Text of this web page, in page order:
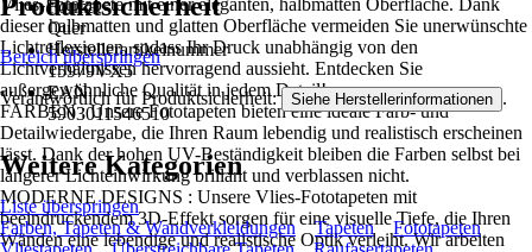
Format
Quer
Herstellerartikelnummer
15979VX5
EAN
5903011546510
Vlies-Fototapete mit einer eleganten, halbmatten Oberfläche. Dank
dieser halbmatten und glatten Oberfläche vermeiden Sie unerwünschte
Lichtreflexionen, sodass Ihr Druck unabhängig von den
Lichtverhältnissen hervorragend aussieht. Entdecken Sie
außergewöhnliche Qualität in jedem Detail!
FARBEN : Unsere Fototapeten bieten eine ideale Farb- und
Detailwiedergabe, die Ihren Raum lebendig und realistisch erscheinen
lässt. Dank der hohen UV-Beständigkeit bleiben die Farben selbst bei
längerer Lichteinwirkung brillant und verblassen nicht.
MODERNE DESIGNS : Unsere Vlies-Fototapeten mit
beeindruckendem 3D-Effekt sorgen für eine visuelle Tiefe, die Ihren
Wänden eine lebendige und realistische Optik verleiht. Wir arbeiten
Bereich überspringen
Verantwortlich für Produktsicherheit: Siehe Herstellerinformationen .
Weitere Kategorien
Liste überspringen
Farben, Tapeten & Wandverkleidungen
Tapeten
Fototapeten